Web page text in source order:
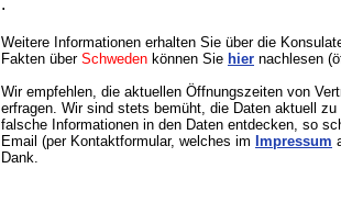
.
Weitere Informationen erhalten Sie über die
Fakten über Schweden können Sie hier nachlesen
Wir empfehlen, die aktuellen Öffnungszeiten von
erfragen. Wir sind stets bemüht, die Daten aktuell
falsche Informationen in den Daten entdecken, so
Email (per Kontaktformular, welches im Impressum
Dank.